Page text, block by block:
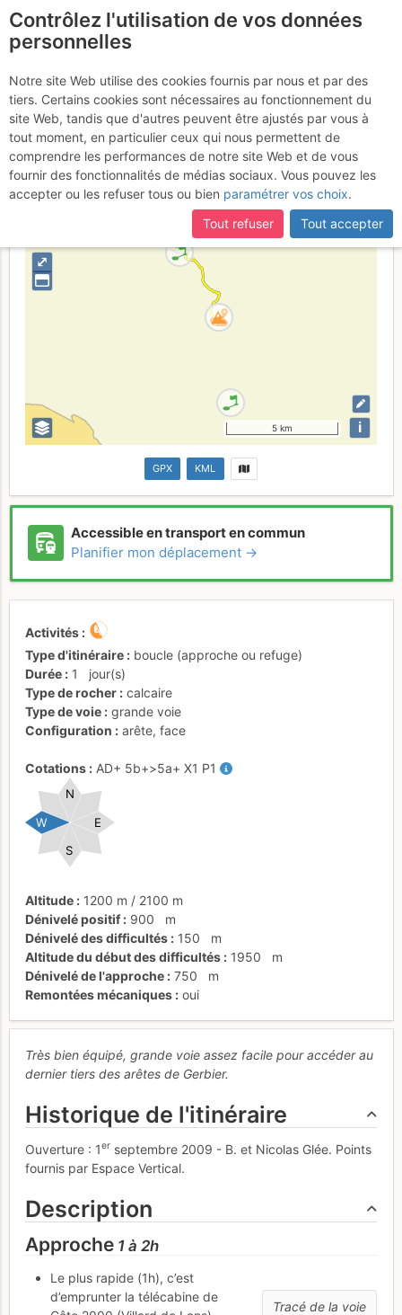
certaines pages ne sont plus accessibles, manquantes ou
incomplètes, déconnectez-vous puis reconnectez-vous à votre
compte sur le site.
Gerbier : Il est où
mon pyjama ?
France Isère Vercors
⤢
5 km i
GPX KML
Accessible en transport en commun
Planifier mon déplacement →
Activités
Type d'itinéraire
boucle (approche ou refuge)
Durée
1
jour(s)
Type de rocher
calcaire
Type de voie
grande voie
Configuration
arête, face
Cotations AD+ 5b+>5a+ X1 P1
E
W
S
N
Altitude 1200 m / 2100 m
Dénivelé positif
900
m
Dénivelé des difficultés
150
m
Altitude du début des difficultés
1950
m
Dénivelé de l'approche
750
m
Remontées mécaniques
oui
Très bien équipé, grande voie assez facile pour accéder au
dernier tiers des arêtes de Gerbier.
Historique de l'itinéraire
Ouverture : 1er septembre 2009 - B. et Nicolas Glée. Points
fournis par Espace Vertical.
Description
Approche 1 à 2h
Tracé de la voie
Le plus rapide (1h), c’est
d’emprunter la télécabine de
Contrôlez l'utilisation de vos données
personnelles
Notre site Web utilise des cookies fournis par nous et par des
tiers. Certains cookies sont nécessaires au fonctionnement du
site Web, tandis que d'autres peuvent être ajustés par vous à
tout moment, en particulier ceux qui nous permettent de
comprendre les performances de notre site Web et de vous
fournir des fonctionnalités de médias sociaux. Vous pouvez les
accepter ou les refuser tous ou bien paramétrer vos choix.
Tout refuser
Tout accepter